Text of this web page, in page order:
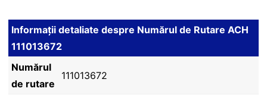
Informații detaliate despre Numărul de Rutare ACH
111013672
Numărul
de rutare
111013672